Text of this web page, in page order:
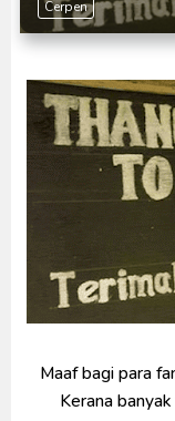
Cerpen
Maaf bagi para
Kerana